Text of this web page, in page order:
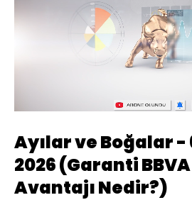
Aç
Ayılar ve Boğalar -
2026 (Garanti
Avantajı Nedir?)